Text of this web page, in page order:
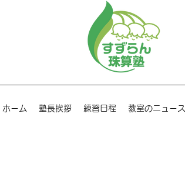
ホーム 塾長挨拶 練習日程 教室のニュース